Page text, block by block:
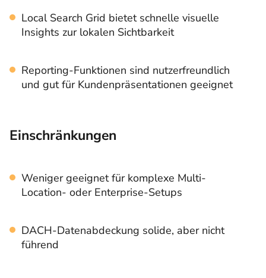
Local Search Grid bietet schnelle visuelle
Insights zur lokalen Sichtbarkeit
Reporting-Funktionen sind nutzerfreundlich
und gut für Kundenpräsentationen geeignet
Einschränkungen
Weniger geeignet für komplexe Multi-
Location- oder Enterprise-Setups
DACH-Datenabdeckung solide, aber nicht
führend